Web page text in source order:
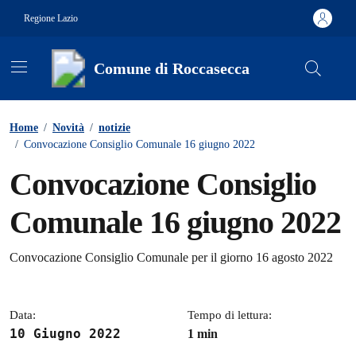
Regione Lazio
Comune di Roccasecca
Home / Novità / notizie
/ Convocazione Consiglio Comunale 16 giugno 2022
Convocazione Consiglio
Comunale 16 giugno 2022
Dettagli della notizia
Convocazione Consiglio Comunale per il giorno 16 agosto 2022
Data:
10 Giugno 2022
Tempo di lettura:
1 min